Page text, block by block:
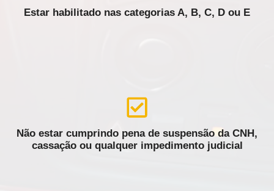
Estar habilitado nas categorias A, B, C, D ou E
Não estar cumprindo pena de suspensão da CNH,
cassação ou qualquer impedimento judicial